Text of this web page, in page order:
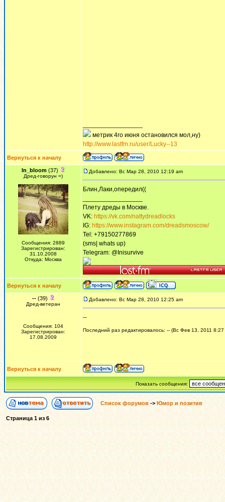
метрик 4го июня остановился мол,ну)
http://www.lastfm.ru/user/Lucky--13
Вернуться к началу
In_bloom(37)
Дред-говорун =)
Сообщения: 2889
Зарегистрирован:
31.10.2008
Откуда: Москва
Добавлено: Вс Мар 28, 2010 12:19 am
Блин,Лаки,опередил((
Плету дреды в Москве.
VK: https://vk.com/nattydreadlocks
IG: https://www.instagram.com/dreadsmoscow/
Tel: +79150277869
(sms| whats up)
Telegram: @Inisurvive
Вернуться к началу
--(39)
Дред-ветеран
Сообщения: 104
Зарегистрирован:
17.08.2009
Добавлено: Вс Мар 28, 2010 12:25 am
--
Последний раз редактировалось: -- (Вс Фев 13, 2011 8:27
Вернуться к началу
Показать сообщения:
Список форумов -> Юмор и позитив
Страница 1 из 6